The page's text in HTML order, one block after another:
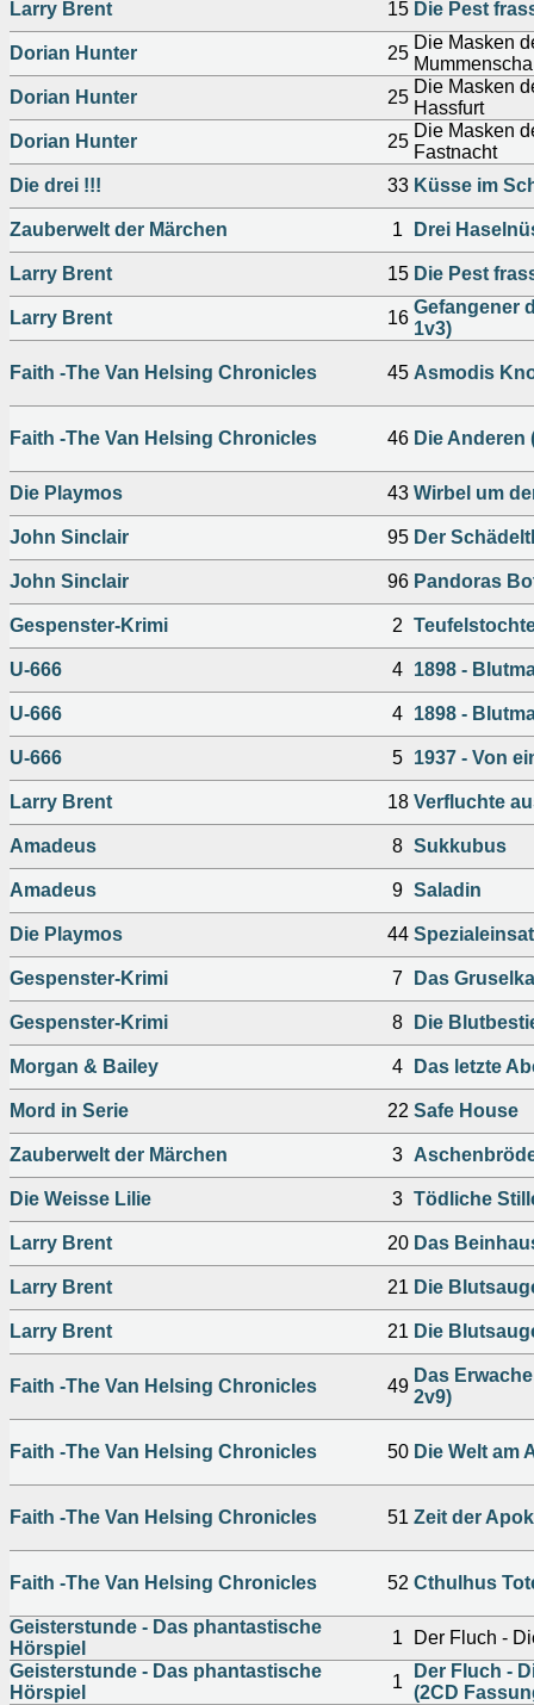
Larry Brent 15 Die Pest
Dorian Hunter 25
Die Masken
Dorian Hunter
25
Die Masken
Hassfurt
Dorian Hunter
25
Die Masken
Fastnacht
Die drei !!!
33 Küsse im
Zauberwelt der Märchen 1 Drei
Larry Brent 15 Die Pest
Larry Brent 16
Gefangener
1v3)
Faith -The Van Helsing Chronicles 45 Asmodis
Faith -The Van Helsing Chronicles 46 Die Anderen
Die Playmos 43 Wirbel um
John Sinclair 95 Der
John Sinclair 96 Pandoras
Gespenster-Krimi 2
U-666 4 1898 -
U-666 4 1898 -
U-666 5 1937 - Von
Larry Brent 18 Verfluchte
Amadeus 8 Sukkubus
Amadeus 9 Saladin
Die Playmos 44
Gespenster-Krimi 7 Das
Gespenster-Krimi 8 Die
Morgan & Bailey 4 Das letzte
Mord in Serie 22 Safe House
Zauberwelt der Märchen 3
Die Weisse Lilie 3 Tödliche
Larry Brent 20 Das
Larry Brent 21 Die
Larry Brent 21 Die
Faith -The Van Helsing Chronicles 49
Das
2v9)
Faith -The Van Helsing Chronicles 50 Die Welt am
Faith -The Van Helsing Chronicles 51 Zeit der
Faith -The Van Helsing Chronicles 52 Cthulhus
Geisterstunde - Das phantastische
Hörspiel
1
Der Fluch -
Geisterstunde - Das phantastische
Hörspiel
1
Der Fluch -
(2CD